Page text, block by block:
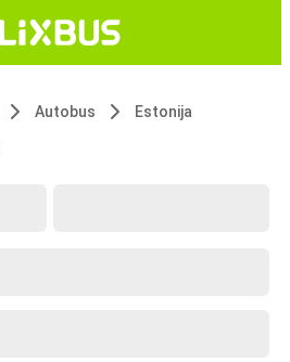
Autobus Estonija